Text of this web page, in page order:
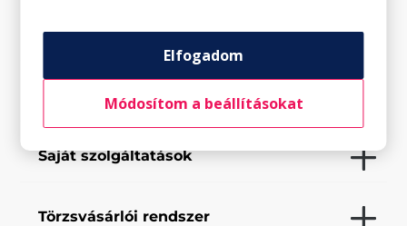
Az üzletről
Elfogadott fizetési eszközök
Saját szolgáltatások
Törzsvásárlói rendszer
Elfogadom
Módosítom a beállításokat